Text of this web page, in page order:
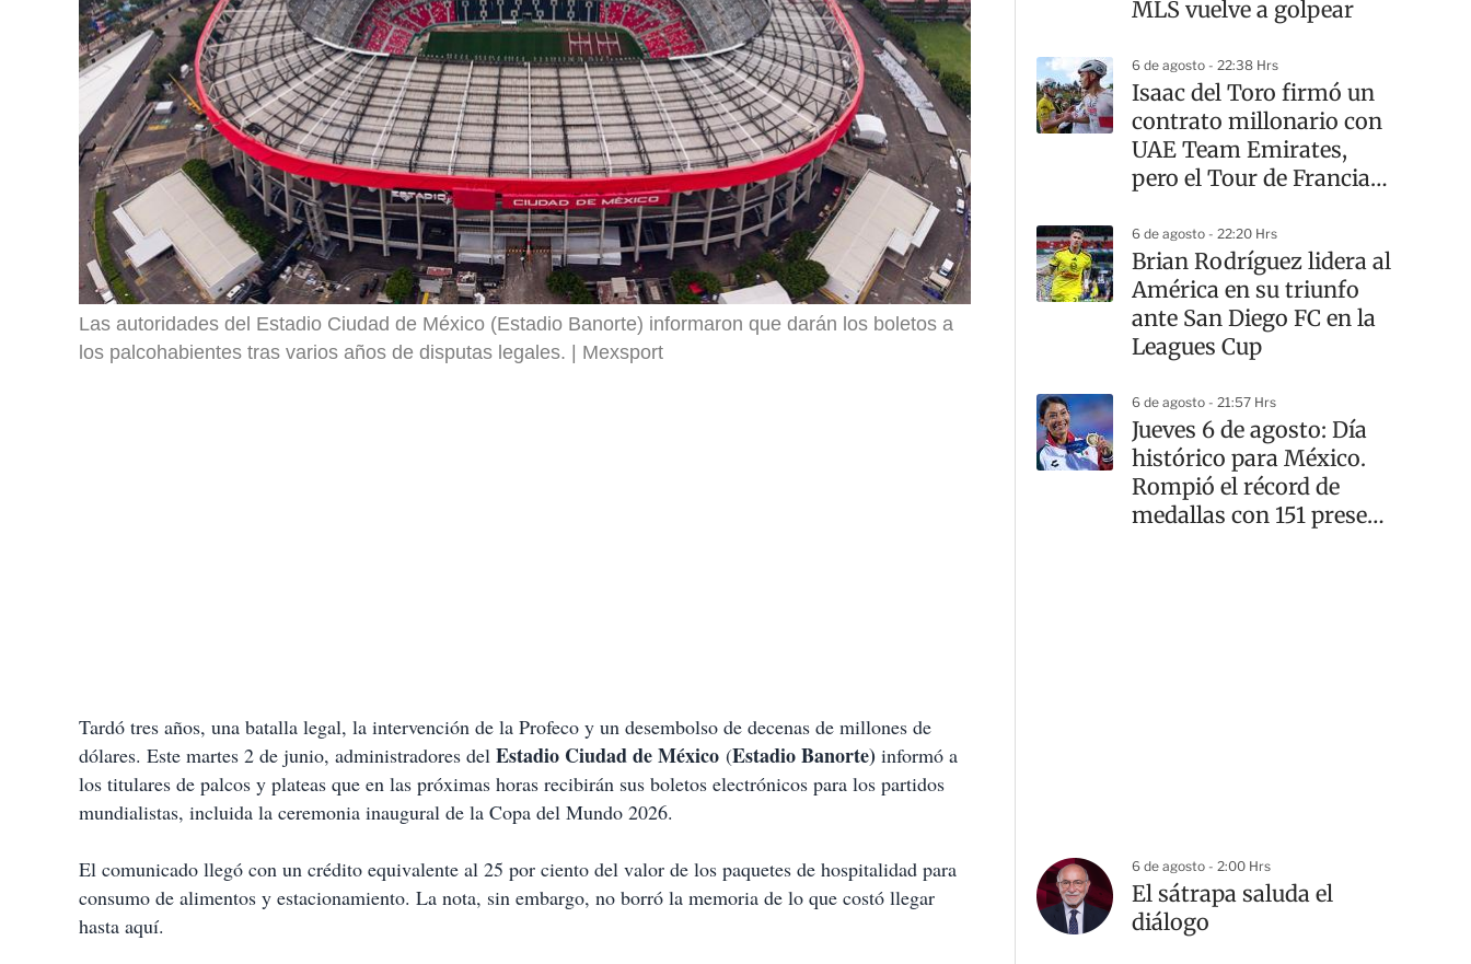
r
Las autoridades del Estadio Ciudad de México (Estadio Banorte) informaron que darán los boletos a
los palcohabientes tras varios años de disputas legales.
Mexsport
Tardó tres años, una batalla legal, la intervención de la Profeco y un desembolso de decenas de millones de
dólares. Este martes 2 de junio, administradores del Estadio Ciudad de México (Estadio Banorte) informó a
los titulares de palcos y plateas que en las próximas horas recibirán sus boletos electrónicos para los partidos
mundialistas, incluida la ceremonia inaugural de la Copa del Mundo 2026.
El comunicado llegó con un crédito equivalente al 25 por ciento del valor de los paquetes de hospitalidad para
consumo de alimentos y estacionamiento. La nota, sin embargo, no borró la memoria de lo que costó llegar
hasta aquí.
MLS vuelve a golpear
6 de agosto - 22:38 Hrs
Isaac del Toro firmó un
contrato millonario con
UAE Team Emirates,
pero el Tour de Francia
dueño
6 de agosto - 22:20 Hrs
Brian Rodríguez lidera al
América en su triunfo
ante San Diego FC en la
Leagues Cup
6 de agosto - 21:57 Hrs
Jueves 6 de agosto: Día
histórico para México.
Rompió el récord de
medallas con 151 preseas
6 de agosto - 2:00 Hrs
El sátrapa saluda el
diálogo